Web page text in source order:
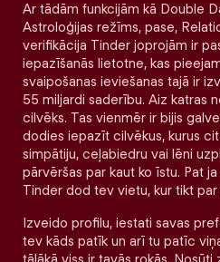
Ar tādām funkcijām kā Double
Astroloģijas režīms, pase,
verifikācija Tinder joprojām ir
iepazīšanās lietotne, kas
svaipošanas ieviešanas tajā ir
55 miljardi saderību. Aiz katras
cilvēks. Tas vienmēr ir bijis
dodies iepazīt cilvēkus, kurus
simpātiju, ceļabiedru vai lēni
pārvēršas par kaut ko īstu. Pat
Tinder dod tev vietu, kur tikt par
Izveido profilu, iestati savas
tev kāds patīk un arī tu patīc